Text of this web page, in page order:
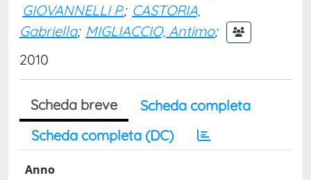
GIOVANNELLI P.; CASTORIA,
Gabriella; MIGLIACCIO, Antimo;
2010
Scheda breve
Scheda completa
Scheda completa (DC)
Anno